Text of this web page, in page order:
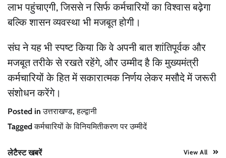
लाभ पहुंचाएगी, जिससे न सिर्फ कर्मचारियों का विश्वास बढ़ेगा
बल्कि शासन व्यवस्था भी मजबूत होगी।
संघ ने यह भी स्पष्ट किया कि वे अपनी बात शांतिपूर्वक और
मजबूत तरीके से रखते रहेंगे, और उम्मीद है कि मुख्यमंत्री
कर्मचारियों के हित में सकारात्मक निर्णय लेकर मसौदे में जरूरी
संशोधन करेंगे।
Posted inउत्तराखण्ड,हल्द्वानी
Taggedकर्मचारियों के विनियमितीकरण पर उम्मीदें
लेटैस्ट खबरें View All